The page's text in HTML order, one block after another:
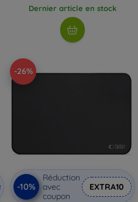
Dernier article en stock
-26%
-10%
Réduction
avec
coupon
EXTRA10